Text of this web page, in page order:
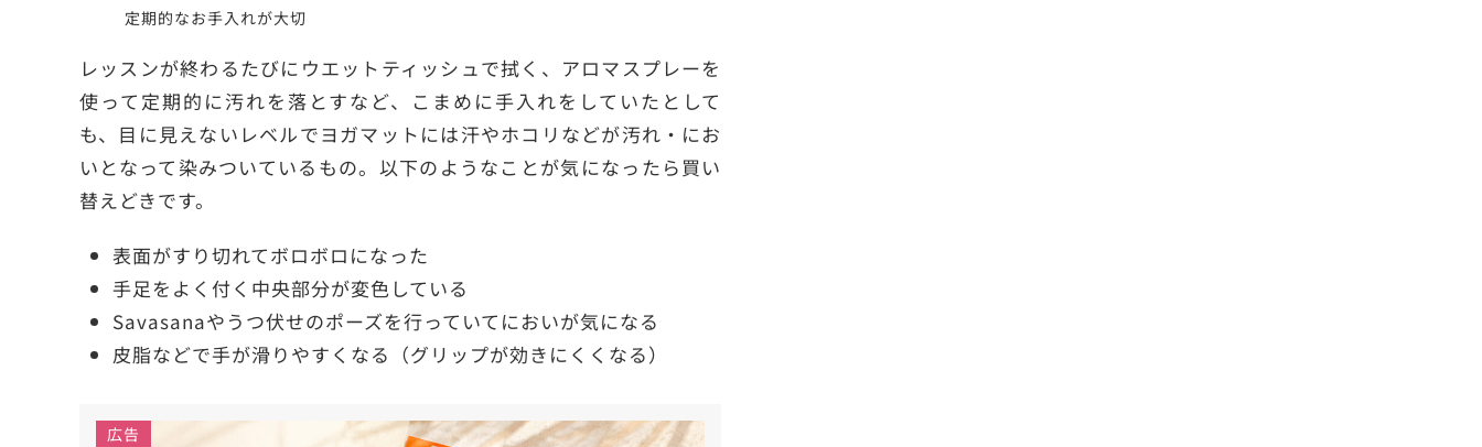
定期的なお手入れが大切
レッスンが終わるたびにウエットティッシュで拭く、アロマスプレーを
使って定期的に汚れを落とすなど、こまめに手入れをしていたとして
も、目に見えないレベルでヨガマットには汗やホコリなどが汚れ・にお
いとなって染みついているもの。以下のようなことが気になったら買い
替えどきです。
表面がすり切れてボロボロになった
手足をよく付く中央部分が変色している
Savasanaやうつ伏せのポーズを行っていてにおいが気になる
皮脂などで手が滑りやすくなる（グリップが効きにくくなる）
広告